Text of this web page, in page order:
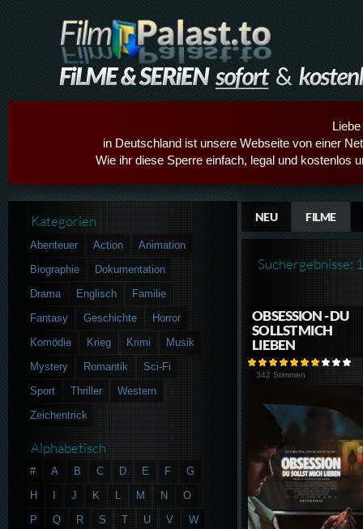
in Deutschland ist unsere Webseite von einer
Wie ihr diese Sperre einfach, legal und kostenlos
NEU FILME
Suchergebnisse: 1
OBSESSION - DU
SOLLST MICH
LIEBEN
342 Stimmen
Kategorien
Abenteuer Action
Animation
Biographie
Dokumentation
Drama
Englisch
Familie
Fantasy
Geschichte
Horror
Komödie
Krieg Krimi
Musik
Mystery
Romantik
Sci-Fi
Sport
Thriller
Western
Zeichentrick
Alphabetisch
# A B C D E F
G
H
J K L M N
O
P
Q R S T U V
W